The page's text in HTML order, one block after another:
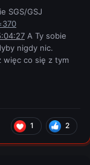
SGS/GSJ
A Ty sobie
nigdy nic.
więc co się z tym
1 2